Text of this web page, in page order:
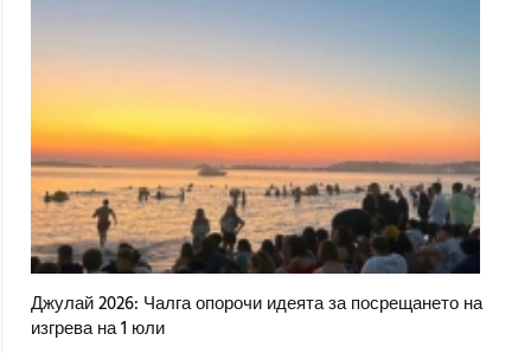
Джулай 2026: Чалга опорочи идеята за посрещането на
изгрева на 1 юли